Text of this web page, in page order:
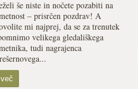
še niste in nočete pozabiti na
– prisrčen pozdrav! A
mi najprej, da se za trenutek
velikega gledališkega
tudi nagrajenca
več